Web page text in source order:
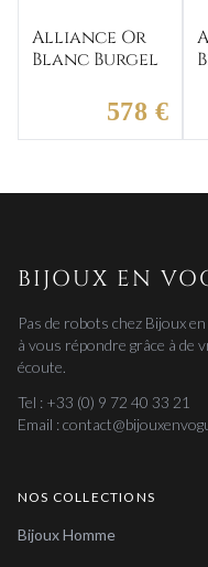
Alliance Or
Blanc Burgel
578 €
BIJOUX EN
Pas de robots chez Bijoux
à vous répondre grâce à de
écoute.
Tel : +33 (0) 9 72 40 33 21
Email :
NOS COLLECTIONS
Bijoux Homme